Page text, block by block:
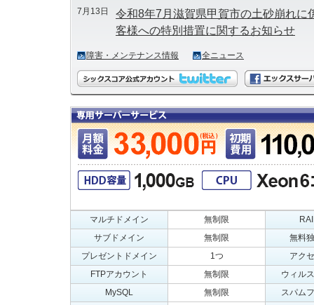
7月13日
令和8年7月滋賀県甲賀市の土砂崩れに
客様への特別措置に関するお知らせ
令和8年6月24日からの大雨に伴う災
お客様への特別措置に関するお知らせ
6月2日
台風6号の接近に伴うお問い合わせ窓
新)
4月23日
令和8年岩手県大槌町の林野火災に係
様への特別措置に関するお知らせ
障害・メンテナンス情報 全ニュース
マルチドメイン 無制限
サブドメイン
無制限
無料
プレゼントドメイン
1つ
アク
FTPアカウント
無制限
ウィル
MySQL
無制限
スパム